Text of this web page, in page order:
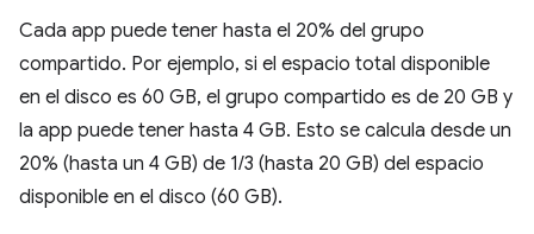
Cada app puede tener hasta el 20% del grupo
compartido. Por ejemplo, si el espacio total disponible
en el disco es 60 GB, el grupo compartido es de 20 GB y
la app puede tener hasta 4 GB. Esto se calcula desde un
20% (hasta un 4 GB) de 1/3 (hasta 20 GB) del espacio
disponible en el disco (60 GB).